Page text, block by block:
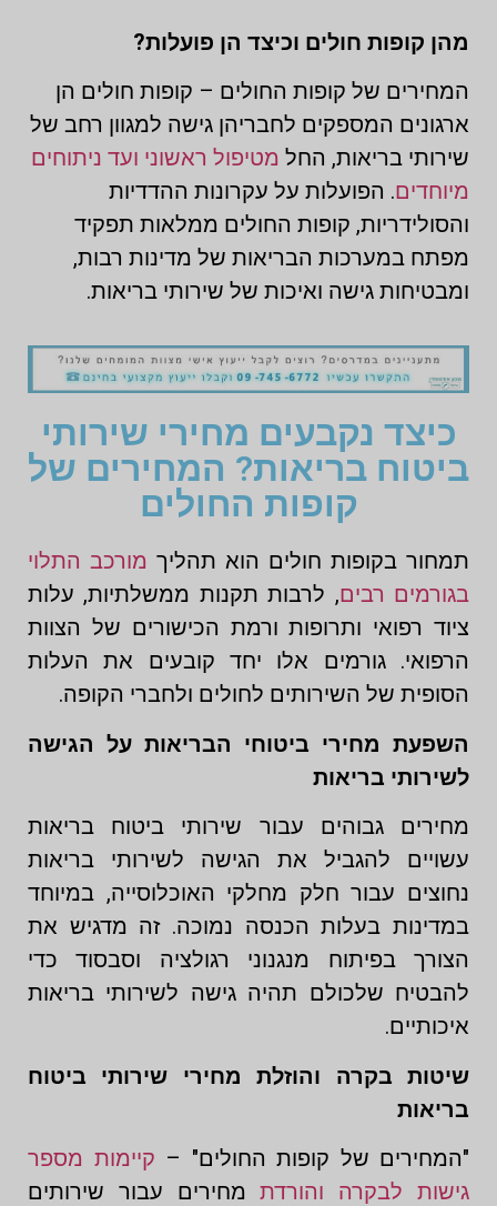
מהן קופות חולים וכיצד הן פועלות?
המחירים של קופות החולים – קופות חולים הן
ארגונים המספקים לחבריהן גישה למגוון רחב של
שירותי בריאות, החל מטיפול ראשוני ועד ניתוחים
מיוחדים. הפועלות על עקרונות ההדדיות
והסולידריות, קופות החולים ממלאות תפקיד
מפתח במערכות הבריאות של מדינות רבות,
ומבטיחות גישה ואיכות של שירותי בריאות.
כיצד נקבעים מחירי שירותי
ביטוח בריאות? המחירים של
קופות החולים
תמחור בקופות חולים הוא תהליך מורכב התלוי
בגורמים רבים, לרבות תקנות ממשלתיות, עלות
ציוד רפואי ותרופות ורמת הכישורים של הצוות
הרפואי. גורמים אלו יחד קובעים את העלות
הסופית של השירותים לחולים ולחברי הקופה.
השפעת מחירי ביטוחי הבריאות על הגישה
לשירותי בריאות
מחירים גבוהים עבור שירותי ביטוח בריאות
עשויים להגביל את הגישה לשירותי בריאות
נחוצים עבור חלק מחלקי האוכלוסייה, במיוחד
במדינות בעלות הכנסה נמוכה. זה מדגיש את
הצורך בפיתוח מנגנוני רגולציה וסבסוד כדי
להבטיח שלכולם תהיה גישה לשירותי בריאות
איכותיים.
שיטות בקרה והוזלת מחירי שירותי ביטוח
בריאות
"המחירים של קופות החולים" – קיימות מספר
גישות לבקרה והורדתמחירים עבור שירותים